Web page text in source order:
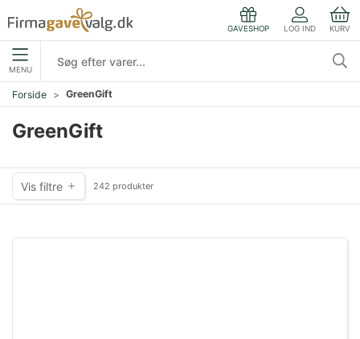
GAVESHOP LOG IND KURV
MENU
Forside GreenGift
GreenGift
Vis filtre 242 produkter